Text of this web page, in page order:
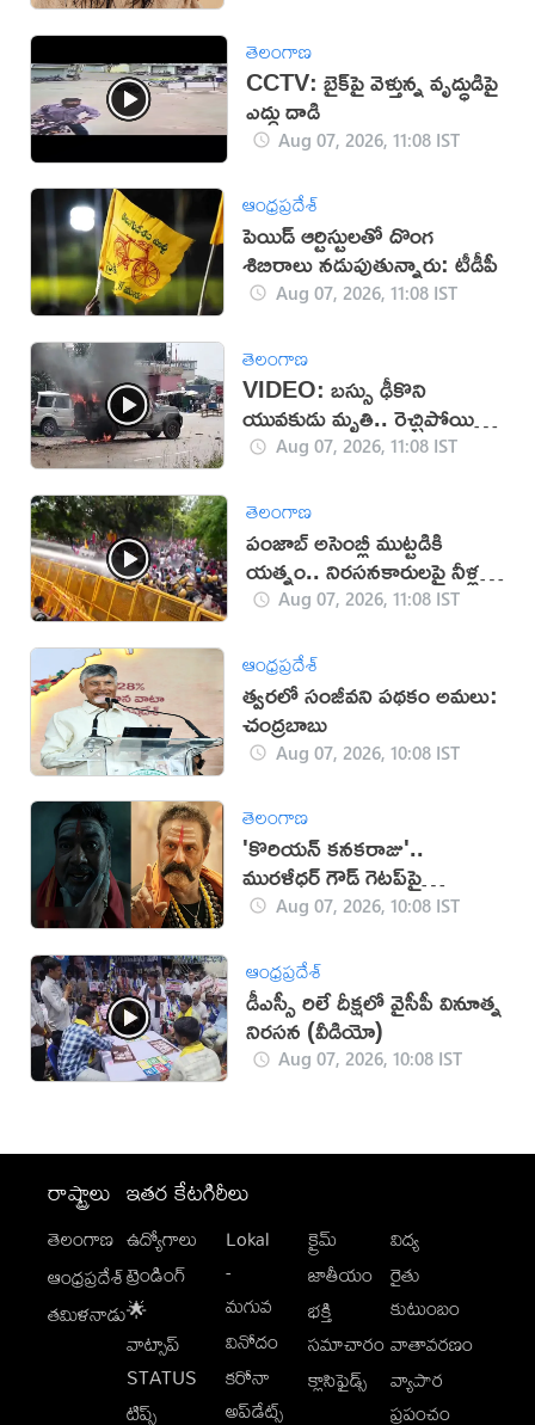
తెలంగాణ
CCTV: బైక్‌పై వెళ్తున్న వృద్ధుడిపై
ఎద్దు దాడి
Aug 07, 2026, 11:08 IST
ఆంధ్రప్రదేశ్
పెయిడ్ ఆర్టిస్టులతో దొంగ
శిబిరాలు నడుపుతున్నారు: టీడీపీ
Aug 07, 2026, 11:08 IST
తెలంగాణ
VIDEO: బస్సు ఢీకొని
యువకుడు మృతి.. రెచ్చిపోయిన
స్థానికులు!
Aug 07, 2026, 11:08 IST
తెలంగాణ
పంజాబ్ అసెంబ్లీ ముట్టడికి
యత్నం.. నిరసనకారులపై నీళ్ల
ఫిరంగులు!
Aug 07, 2026, 11:08 IST
ఆంధ్రప్రదేశ్
త్వరలో సంజీవని పథకం అమలు:
చంద్రబాబు
Aug 07, 2026, 10:08 IST
తెలంగాణ
'కొరియన్ కనకరాజు'..
మురళీధర్ గౌడ్ గెటప్‌పై
విమర్శలు!
Aug 07, 2026, 10:08 IST
ఆంధ్రప్రదేశ్
డీఎస్సీ రిలే దీక్ష‌లో వైసీపీ వినూత్న
నిర‌స‌న‌ (వీడియో)
Aug 07, 2026, 10:08 IST
రాష్ట్రాలు
తెలంగాణ
ఆంధ్రప్రదేశ్
తమిళనాడు
ఇతర కేటగిరీలు
ఉద్యోగాలు
ట్రెండింగ్
🌟
వాట్సాప్
STATUS
టిప్స్
Lokal
-
మగువ
వినోదం
కరోనా
అప్‌డేట్స్
క్రైమ్
జాతీయం
భక్తి
సమాచారం
క్లాసిఫైడ్స్
విద్య
రైతు
కుటుంబం
వాతావరణం
వ్యాపార
ప్రపంచం